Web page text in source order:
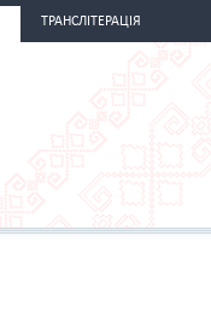
ТРАНСЛІТЕРАЦІЯ